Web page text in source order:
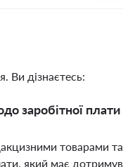
Ви дізнаєтесь:
заробітної плати
товарами та
який має